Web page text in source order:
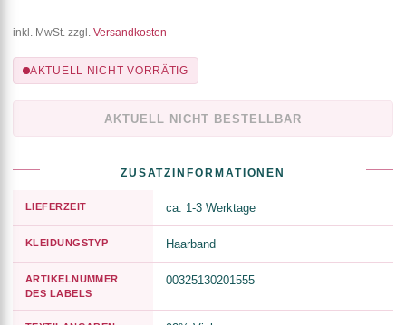
inkl. MwSt. zzgl. Versandkosten
AKTUELL NICHT VORRÄTIG
AKTUELL NICHT BESTELLBAR
ZUSATZINFORMATIONEN
LIEFERZEIT ca. 1-3 Werktage
KLEIDUNGSTYP Haarband
ARTIKELNUMMER
DES LABELS
00325130201555